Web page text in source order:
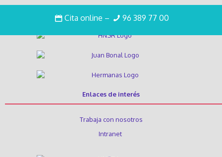
Cita online – 96 389 77 00
Enlaces de interés
Trabaja con nosotros
Intranet